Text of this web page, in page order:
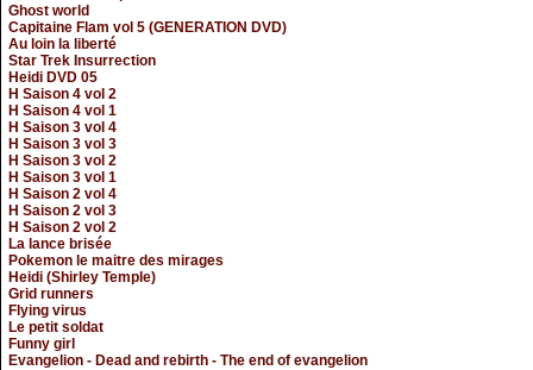
Ghost world
Capitaine Flam vol 5 (GENERATION DVD)
Au loin la liberté
Star Trek Insurrection
Heidi DVD 05
H Saison 4 vol 2
H Saison 4 vol 1
H Saison 3 vol 4
H Saison 3 vol 3
H Saison 3 vol 2
H Saison 3 vol 1
H Saison 2 vol 4
H Saison 2 vol 3
H Saison 2 vol 2
La lance brisée
Pokemon le maitre des mirages
Heidi (Shirley Temple)
Grid runners
Flying virus
Le petit soldat
Funny girl
Evangelion - Dead and rebirth - The end of evangelion